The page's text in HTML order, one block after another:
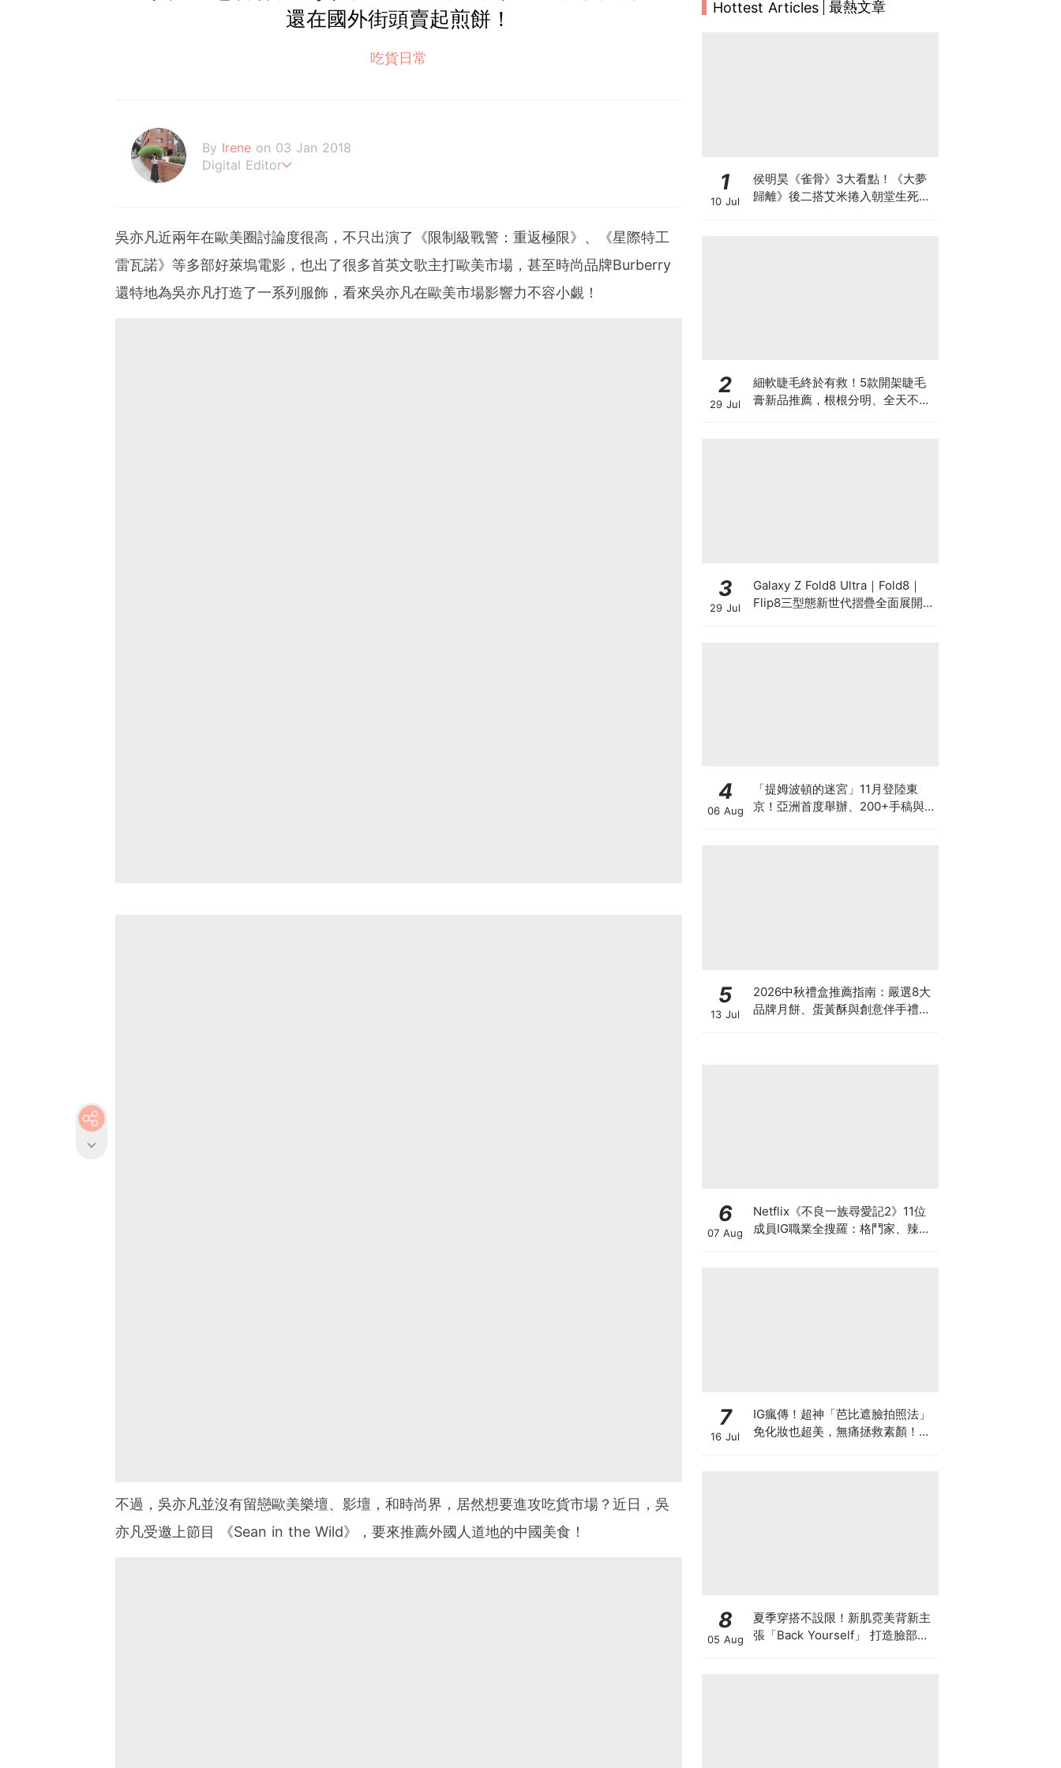
還在國外街頭賣起煎餅！
吃貨日常
By Irene on 03 Jan 2018
Digital Editor
吳亦凡近兩年在歐美圈討論度很高，不只出演了《限制級戰警：重返極限》、《星際特工
雷瓦諾》等多部好萊塢電影，也出了很多首英文歌主打歐美市場，甚至時尚品牌Burberry
還特地為吳亦凡打造了一系列服飾，看來吳亦凡在歐美市場影響力不容小覷！
不過，吳亦凡並沒有留戀歐美樂壇、影壇，和時尚界，居然想要進攻吃貨市場？近日，吳
亦凡受邀上節目
《Sean in the Wild》，要來推薦外國人道地的中國美食！
Hottest Articles 最熱文章
1
10 Jul
侯明昊《雀骨》3大看點！《大夢
歸離》後二搭艾米捲入朝堂生死虐
2
29 Jul
細軟睫毛終於有救！5款開架睫毛
膏新品推薦，根根分明、全天不塌
3
29 Jul
Galaxy Z Fold8 Ultra｜Fold8｜
Flip8三型態新世代摺疊全面展開！
4
06 Aug
「提姆波頓的迷宮」11月登陸東
京！亞洲首度舉辦、200+手稿與
5
13 Jul
2026中秋禮盒推薦指南：嚴選8大
品牌月餅、蛋黃酥與創意伴手禮懶
6
07 Aug
Netflix《不良一族尋愛記2》11位
成員IG職業全搜羅：格鬥家、辣妹
7
16 Jul
IG瘋傳！超神「芭比遮臉拍照法」
免化妝也超美，無痛拯救素顏！附
8
05 Aug
夏季穿搭不設限！新肌霓美背新主
張「Back Yourself」 打造臉部級